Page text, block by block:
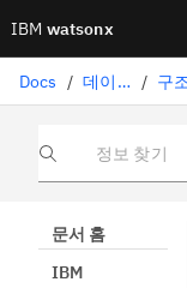
IBM watsonx
Docs / 데이터 준비 /
정보 찾기
문서 홈
IBM